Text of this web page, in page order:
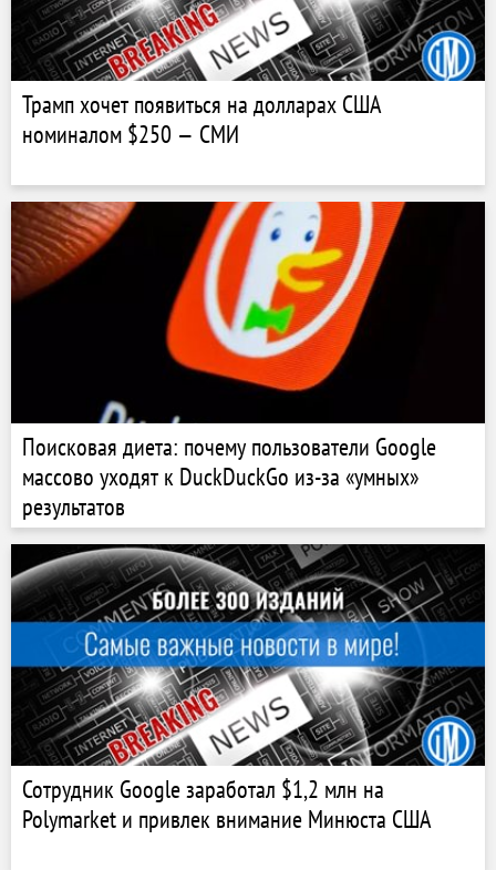
Трамп хочет появиться на долларах США
номиналом $250 — СМИ
Поисковая диета: почему пользователи Google
массово уходят к DuckDuckGo из-за «умных»
результатов
Сотрудник Google заработал $1,2 млн на
Polymarket и привлек внимание Минюста США